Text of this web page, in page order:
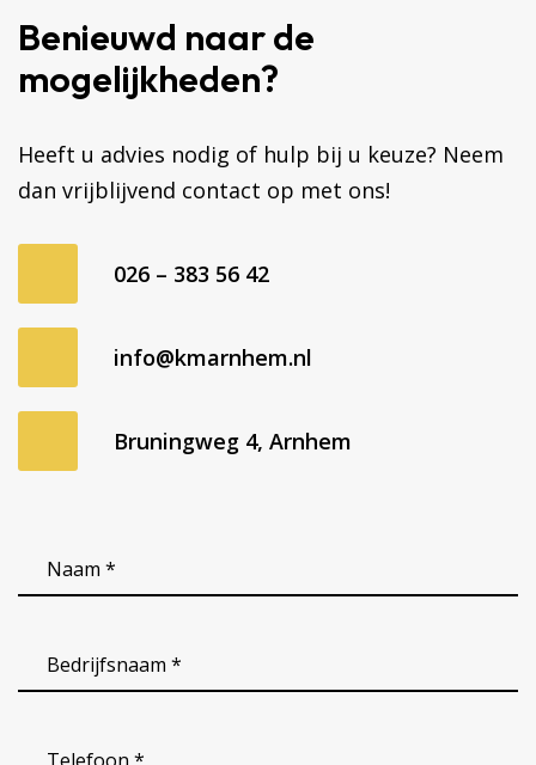
Benieuwd naar de
mogelijkheden?
Heeft u advies nodig of hulp bij u keuze? Neem
dan vrijblijvend contact op met ons!
026 – 383 56 42
info@kmarnhem.nl
Bruningweg 4, Arnhem
Naam
*
Bedrijfsnaam(Vereist)
Telefoon